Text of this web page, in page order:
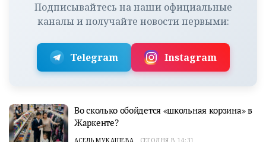
Подписывайтесь на наши официальные
каналы и получайте новости первыми:
Telegram Instagram
Во сколько обойдется «школьная корзина» в
Жаркенте?